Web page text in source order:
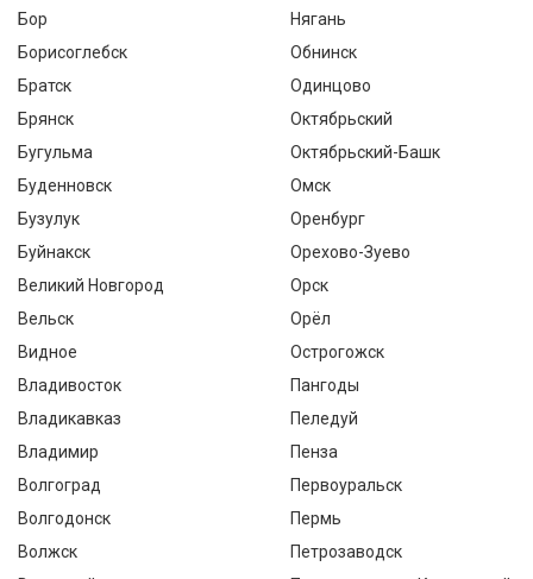
Бор
Борисоглебск
Братск
Брянск
Бугульма
Буденновск
Бузулук
Буйнакск
Великий Новгород
Вельск
Видное
Владивосток
Владикавказ
Владимир
Волгоград
Волгодонск
Волжск
Нягань
Обнинск
Одинцово
Октябрьский
Октябрьский-Башк
Омск
Оренбург
Орехово-Зуево
Орск
Орёл
Острогожск
Пангоды
Пеледуй
Пенза
Первоуральск
Пермь
Петрозаводск